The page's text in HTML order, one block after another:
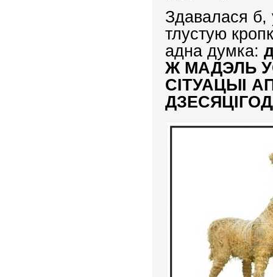
Здавалася б,
тлустую
адна думка:
Ж МАДЭЛЬ
СІТУАЦЫІ